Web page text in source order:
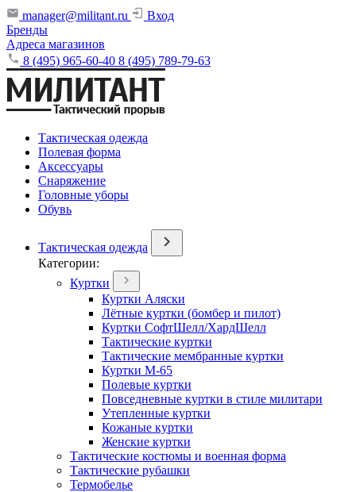
manager@militant.ru
Вход
Бренды
Адреса магазинов
8 (495) 965-60-40 8 (495) 789-79-63
Тактическая одежда
Полевая форма
Аксессуары
Снаряжение
Головные уборы
Обувь
Тактическая одежда
Категории:
Куртки
Куртки Аляски
Лётные куртки (бомбер и пилот)
Куртки СофтШелл/ХардШелл
Тактические куртки
Тактические мембранные куртки
Куртки М-65
Полевые куртки
Повседневные куртки в стиле милитари
Утепленные куртки
Кожаные куртки
Женские куртки
Тактические костюмы и военная форма
Тактические рубашки
Термобелье